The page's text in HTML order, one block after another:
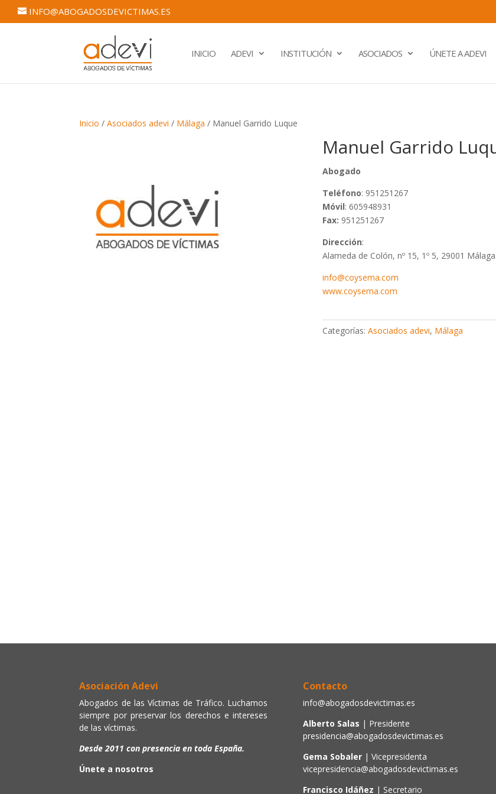
INFO@ABOGADOSDEVICTIMAS.ES
INICIO ADEVI INSTITUCIÓN ASOCIADOS ÚNETE A ADEVI
Inicio /Asociados adevi / Málaga / Manuel Garrido Luque
Manuel Garrido
Abogado
Teléfono: 951251267
Móvil: 605948931
Fax: 951251267
Dirección:
Alameda de Colón, nº 15, 1º 5, 29001 Málaga.
info@coysema.com
www.coysema.com
Categorías:Asociados adevi, Málaga
Asociación Adevi
Abogados de las Víctimas de Tráfico. Luchamos
siempre por preservar los derechos e intereses
de las víctimas.
Desde 2011 con presencia en toda España.
Únete a nosotros
Contacto
info@abogadosdevictimas.es
Alberto Salas | Presidente
presidencia@abogadosdevictimas.es
Gema Sobaler | Vicepresidenta
vicepresidencia@abogadosdevictimas.es
Francisco Idáñez | Secretario